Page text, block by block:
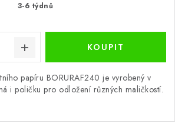
3-6 týdnů
papíru BORURAF240 je vyrobený v
i poličku pro odložení různých maličkostí.